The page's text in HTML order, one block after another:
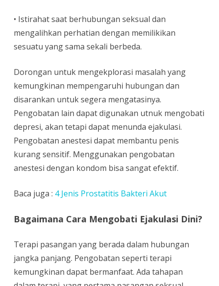
• Istirahat saat berhubungan seksual dan
mengalihkan perhatian dengan memilikikan
sesuatu yang sama sekali berbeda.
Dorongan untuk mengekplorasi masalah yang
kemungkinan mempengaruhi hubungan dan
disarankan untuk segera mengatasinya.
Pengobatan lain dapat digunakan utnuk mengobati
depresi, akan tetapi dapat menunda ejakulasi.
Pengobatan anestesi dapat membantu penis
kurang sensitif. Menggunakan pengobatan
anestesi dengan kondom bisa sangat efektif.
Baca juga : 4 Jenis Prostatitis Bakteri Akut
Bagaimana Cara Mengobati Ejakulasi Dini?
Terapi pasangan yang berada dalam hubungan
jangka panjang. Pengobatan seperti terapi
kemungkinan dapat bermanfaat. Ada tahapan